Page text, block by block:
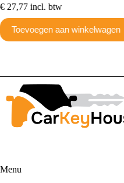
€ 27,77 incl. btw
Toevoegen aan winkelwagen
Menu